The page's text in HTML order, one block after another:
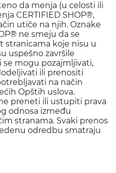
da menja (u celosti ili
CERTIFIED SHOP®,
utiče na njih. Oznake
ne smeju da se
stranicama koje nisu u
uspešno završile
mogu pozajmljivati,
ili prenositi
na način
Opštih uslova.
preneti ili ustupiti prava
odnosa između
stranama. Svaki prenos
odredbu smatraju